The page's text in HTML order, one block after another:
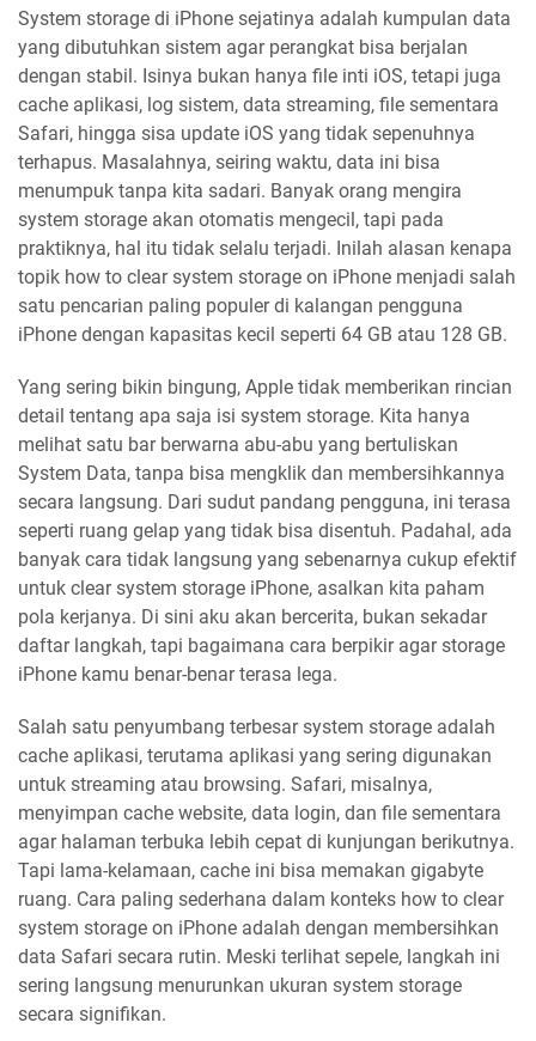
System storage di iPhone sejatinya adalah kumpulan data
yang dibutuhkan sistem agar perangkat bisa berjalan
dengan stabil. Isinya bukan hanya file inti iOS, tetapi juga
cache aplikasi, log sistem, data streaming, file sementara
Safari, hingga sisa update iOS yang tidak sepenuhnya
terhapus. Masalahnya, seiring waktu, data ini bisa
menumpuk tanpa kita sadari. Banyak orang mengira
system storage akan otomatis mengecil, tapi pada
praktiknya, hal itu tidak selalu terjadi. Inilah alasan kenapa
topik how to clear system storage on iPhone menjadi salah
satu pencarian paling populer di kalangan pengguna
iPhone dengan kapasitas kecil seperti 64 GB atau 128 GB.
Yang sering bikin bingung, Apple tidak memberikan rincian
detail tentang apa saja isi system storage. Kita hanya
melihat satu bar berwarna abu-abu yang bertuliskan
System Data, tanpa bisa mengklik dan membersihkannya
secara langsung. Dari sudut pandang pengguna, ini terasa
seperti ruang gelap yang tidak bisa disentuh. Padahal, ada
banyak cara tidak langsung yang sebenarnya cukup efektif
untuk clear system storage iPhone, asalkan kita paham
pola kerjanya. Di sini aku akan bercerita, bukan sekadar
daftar langkah, tapi bagaimana cara berpikir agar storage
iPhone kamu benar-benar terasa lega.
Salah satu penyumbang terbesar system storage adalah
cache aplikasi, terutama aplikasi yang sering digunakan
untuk streaming atau browsing. Safari, misalnya,
menyimpan cache website, data login, dan file sementara
agar halaman terbuka lebih cepat di kunjungan berikutnya.
Tapi lama-kelamaan, cache ini bisa memakan gigabyte
ruang. Cara paling sederhana dalam konteks how to clear
system storage on iPhone adalah dengan membersihkan
data Safari secara rutin. Meski terlihat sepele, langkah ini
sering langsung menurunkan ukuran system storage
secara signifikan.